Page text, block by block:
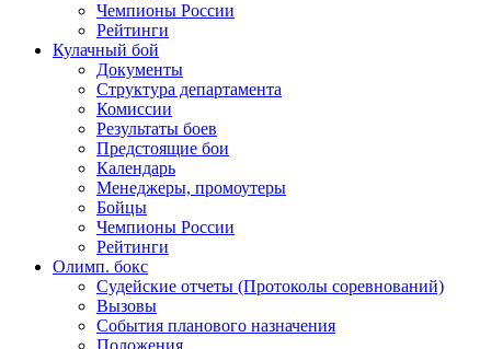
Чемпионы России
Рейтинги
Кулачный бой
Документы
Структура департамента
Комиссии
Результаты боев
Предстоящие бои
Календарь
Менеджеры, промоутеры
Бойцы
Чемпионы России
Рейтинги
Олимп. бокс
Судейские отчеты (Протоколы соревнований)
Вызовы
События планового назначения
Положения